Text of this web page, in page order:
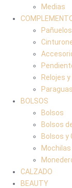
Medias
Pañuelos
Relojes
Paraguas
BOLSOS
Bolsos
Bolsos
Bolsos y
Mochilas
CALZADO
BEAUTY